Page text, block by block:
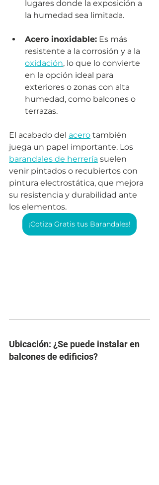
lugares donde la exposición a
la humedad sea limitada.
Acero inoxidable: Es más
resistente a la corrosión y a la
oxidación, lo que lo convierte
en la opción ideal para
exteriores o zonas con alta
humedad, como balcones o
terrazas.
El acabado del acero también
juega un papel importante. Los
barandales de herrería suelen
venir pintados o recubiertos con
pintura electrostática, que mejora
su resistencia y durabilidad ante
los elementos.
¡Cotiza Gratis tus Barandales!
Ubicación: ¿Se puede instalar en
balcones de edificios?